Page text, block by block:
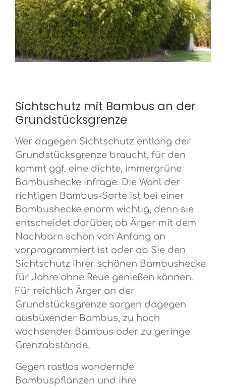
Sichtschutz mit Bambus an der
Grundstücksgrenze
Wer dagegen Sichtschutz entlang der
Grundstücksgrenze braucht, für den
kommt ggf. eine dichte, immergrüne
Bambushecke infrage. Die Wahl der
richtigen Bambus-Sorte ist bei einer
Bambushecke enorm wichtig, denn sie
entscheidet darüber, ob Ärger mit dem
Nachbarn schon von Anfang an
vorprogrammiert ist oder ob Sie den
Sichtschutz Ihrer schönen Bambushecke
für Jahre ohne Reue genießen können.
Für reichlich Ärger an der
Grundstücksgrenze sorgen dagegen
ausbüxender Bambus, zu hoch
wachsender Bambus oder zu geringe
Grenzabstände.
Gegen rastlos wandernde
Bambuspflanzen und ihre